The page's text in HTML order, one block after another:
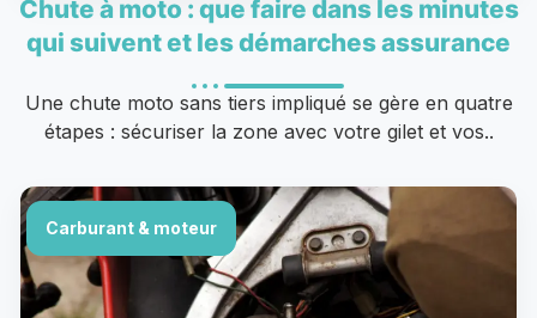
Chute à moto : que faire dans les minutes
qui suivent et les démarches assurance
Une chute moto sans tiers impliqué se gère en quatre
étapes : sécuriser la zone avec votre gilet et vos..
Carburant & moteur